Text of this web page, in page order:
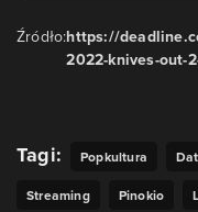
Źródło:https://
2022-knives-out-
Tagi: Popkultura
Streaming
Pinokio